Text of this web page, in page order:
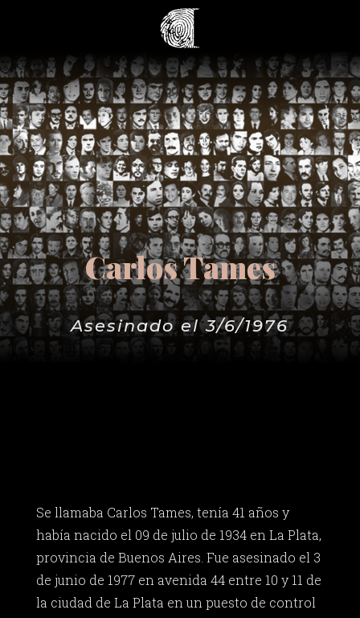
Carlos Tames
Asesinado el 3/6/1976
Se llamaba Carlos Tames, tenía 41 años y
había nacido el 09 de julio de 1934 en La Plata,
provincia de Buenos Aires. Fue asesinado el 3
de junio de 1977 en avenida 44 entre 10 y 11 de
la ciudad de La Plata en un puesto de control